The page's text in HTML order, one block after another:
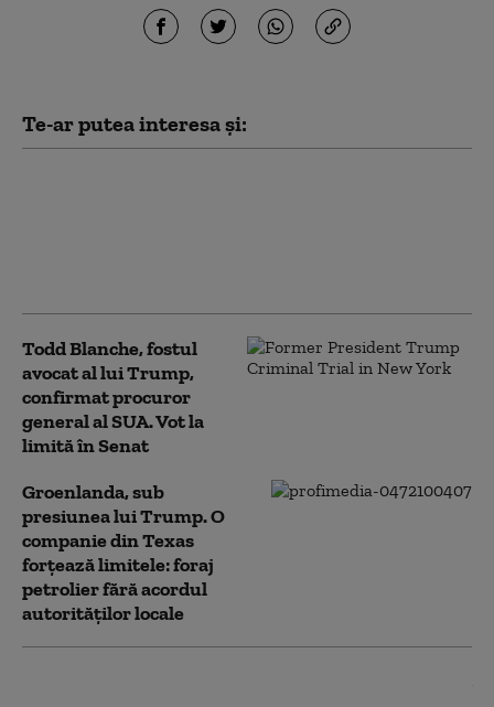
Te-ar putea interesa și:
Todd Blanche, fostul
avocat al lui Trump,
confirmat procuror
general al SUA. Vot la
limită în Senat
Groenlanda, sub
presiunea lui Trump. O
companie din Texas
forțează limitele: foraj
petrolier fără acordul
autorităților locale